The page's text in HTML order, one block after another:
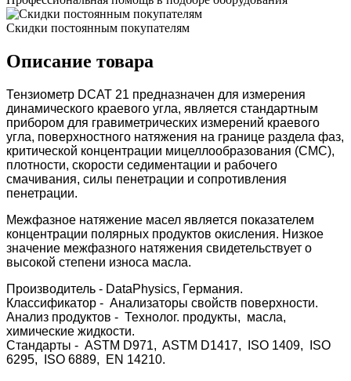
Скидки постоянным покупателям
Описание товара
Тензиометр DCAT 21 предназначен для измерения
динамического краевого угла, является стандартным
прибором для гравиметрических измерений краевого
угла, поверхностного натяжения на границе раздела фаз,
критической концентрации мицеллообразования (CMC),
плотности, скорости седиментации и рабочего
смачивания, силы пенетрации и сопротивления
пенетрации.
Межфазное натяжение масел является показателем
концентрации полярных продуктов окисления. Низкое
значение межфазного натяжения свидетельствует о
высокой степени износа масла.
Производитель - DataPhysics, Германия.
Классификатор - Анализаторы свойств поверхности.
Анализ продуктов - Технолог. продукты, масла,
химические жидкости.
Стандарты - ASTM D971, ASTM D1417, ISO 1409, ISO
6295, ISO 6889, EN 14210.